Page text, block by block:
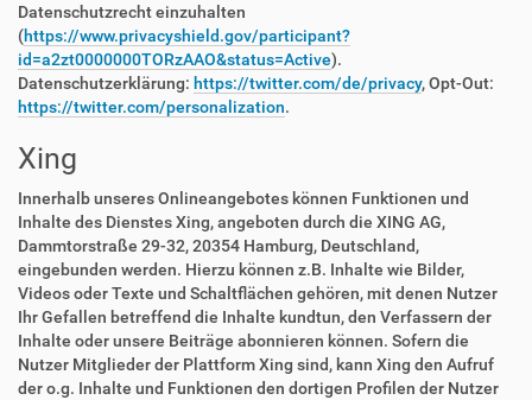
Datenschutzrecht einzuhalten
(https://www.privacyshield.gov/participant?
id=a2zt0000000TORzAAO&status=Active).
Datenschutzerklärung: https://twitter.com/de/privacy, Opt-Out:
https://twitter.com/personalization.
Xing
Innerhalb unseres Onlineangebotes können Funktionen und
Inhalte des Dienstes Xing, angeboten durch die XING AG,
Dammtorstraße 29-32, 20354 Hamburg, Deutschland,
eingebunden werden. Hierzu können z.B. Inhalte wie Bilder,
Videos oder Texte und Schaltflächen gehören, mit denen Nutzer
Ihr Gefallen betreffend die Inhalte kundtun, den Verfassern der
Inhalte oder unsere Beiträge abonnieren können. Sofern die
Nutzer Mitglieder der Plattform Xing sind, kann Xing den Aufruf
der o.g. Inhalte und Funktionen den dortigen Profilen der Nutzer